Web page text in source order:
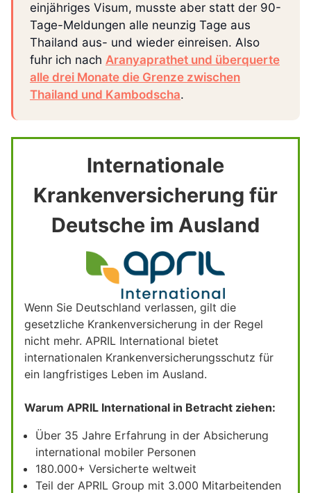
einjähriges Visum, musste aber statt der 90-
Tage-Meldungen alle neunzig Tage aus
Thailand aus- und wieder einreisen. Also
fuhr ich nach Aranyaprathet und überquerte
alle drei Monate die Grenze zwischen
Thailand und Kambodscha.
Internationale
Krankenversicherung für
Deutsche im Ausland
Wenn Sie Deutschland verlassen, gilt die
gesetzliche Krankenversicherung in der Regel
nicht mehr. APRIL International bietet
internationalen Krankenversicherungsschutz für
ein langfristiges Leben im Ausland.
Warum APRIL International in Betracht ziehen:
Über 35 Jahre Erfahrung in der Absicherung
international mobiler Personen
180.000+ Versicherte weltweit
Teil der APRIL Group mit 3.000 Mitarbeitenden